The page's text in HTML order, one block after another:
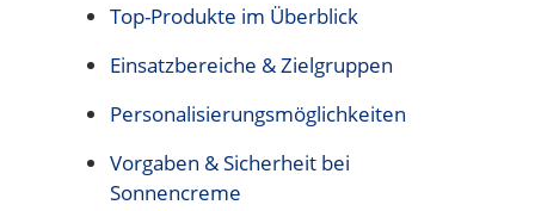
Top-Produkte im Überblick
Einsatzbereiche & Zielgruppen
Personalisierungsmöglichkeiten
Vorgaben & Sicherheit bei
Sonnencreme